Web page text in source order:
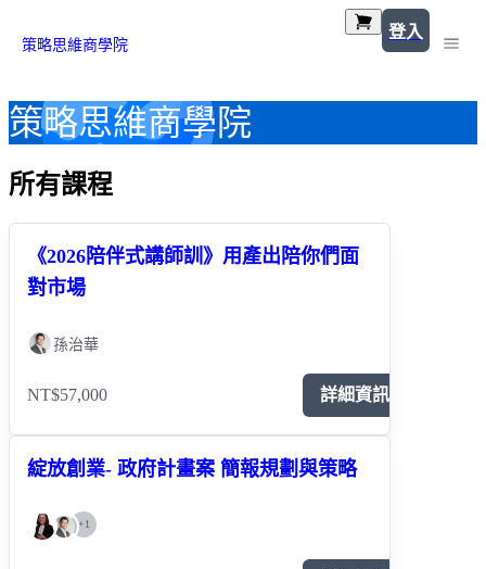
策略思維商學院
登入
策略思維商學院
所有課程
《2026陪伴式講師訓》用產出陪你們面
對市場
孫治華
NT$57,000 詳細資訊
綻放創業- 政府計畫案 簡報規劃與策略
+1